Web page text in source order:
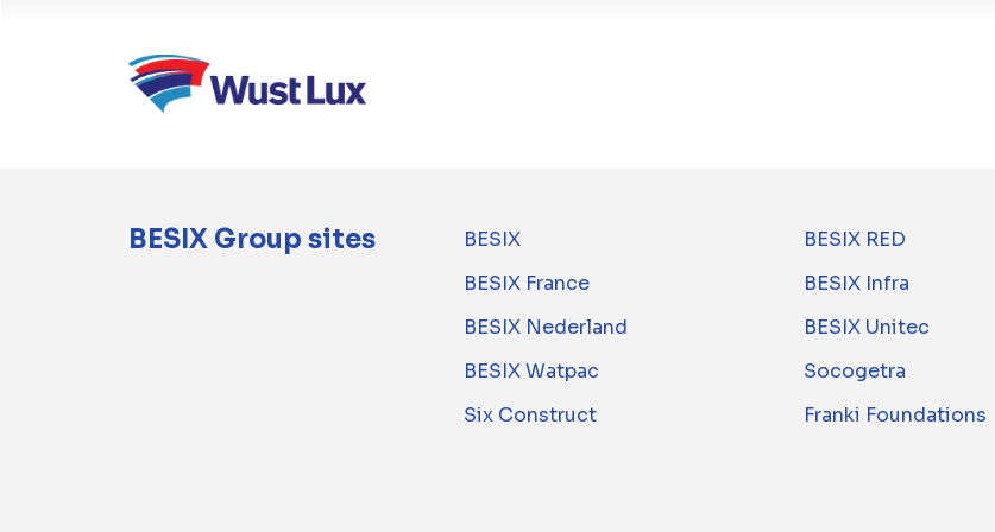
BESIX Group sites BESIX BESIX RED
BESIX France
BESIX Infra
BESIX Nederland
BESIX Unitec
BESIX Watpac
Socogetra
Six Construct
Franki Foundations